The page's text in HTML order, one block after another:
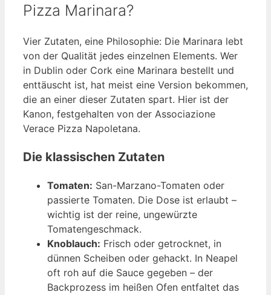
Pizza Marinara?
Vier Zutaten, eine Philosophie: Die Marinara lebt
von der Qualität jedes einzelnen Elements. Wer
in Dublin oder Cork eine Marinara bestellt und
enttäuscht ist, hat meist eine Version bekommen,
die an einer dieser Zutaten spart. Hier ist der
Kanon, festgehalten von der Associazione
Verace Pizza Napoletana.
Die klassischen Zutaten
Tomaten: San-Marzano-Tomaten oder
passierte Tomaten. Die Dose ist erlaubt –
wichtig ist der reine, ungewürzte
Tomatengeschmack.
Knoblauch: Frisch oder getrocknet, in
dünnen Scheiben oder gehackt. In Neapel
oft roh auf die Sauce gegeben – der
Backprozess im heißen Ofen entfaltet das